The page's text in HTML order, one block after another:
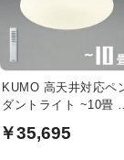
KUMO 高天井対応ペ
ダントライト ~10畳
ング式
￥35,695